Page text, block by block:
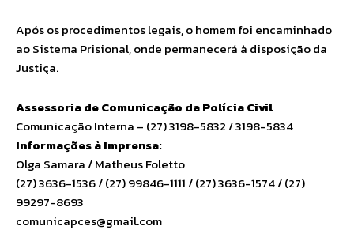
Após os procedimentos legais, o homem foi encaminhado
ao Sistema Prisional, onde permanecerá à disposição da
Justiça.
Assessoria de Comunicação da Polícia Civil
Comunicação Interna – (27) 3198-5832 / 3198-5834
Informações à Imprensa:
Olga Samara / Matheus Foletto
(27) 3636-1536 / (27) 99846-1111 / (27) 3636-1574 / (27)
99297-8693
comunicapces@gmail.com